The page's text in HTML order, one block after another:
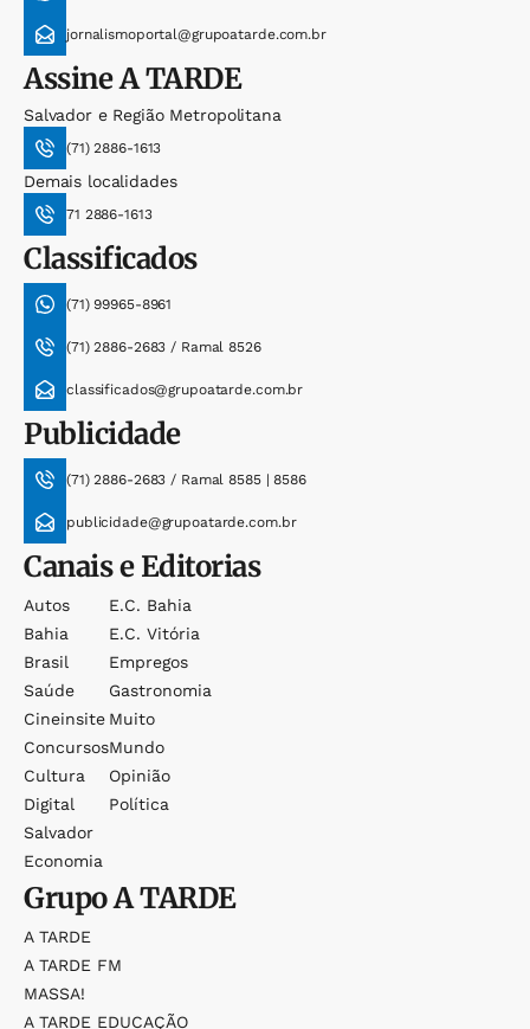
jornalismoportal@grupoatarde.com.br
AssineA TARDE
Salvador e Região Metropolitana
(71) 2886-1613
Demais localidades
71 2886-1613
Classificados
(71) 99965-8961
(71) 2886-2683 / Ramal 8526
classificados@grupoatarde.com.br
Publicidade
(71) 2886-2683 / Ramal 8585 | 8586
publicidade@grupoatarde.com.br
Canais e Editorias
Autos
Bahia
Brasil
Saúde
Cineinsite
Concursos
Cultura
Digital
Salvador
Economia
E.c. Bahia
E.c. Vitória
Empregos
Gastronomia
Muito
Mundo
Opinião
Política
GrupoA TARDE
A TARDE
A TARDE FM
MASSA!
A TARDE EDUCAÇÃO